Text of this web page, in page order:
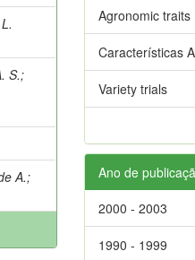
S.;
A.;
Agronomic traits
Características
Variety trials
Ano de
2000 - 2003
1990 - 1999